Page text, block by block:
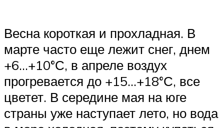
Весна короткая и прохладная. В
марте часто еще лежит снег, днем
+6…+10°С, в апреле воздух
прогревается до +15…+18°С, все
цветет. В середине мая на юге
страны уже наступает лето, но вода